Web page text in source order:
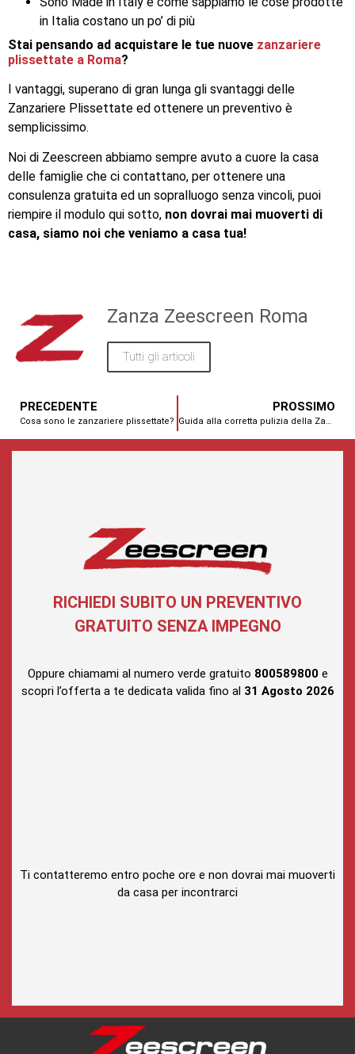
in Italia costano un po’ di più
Stai pensando ad acquistare le tue nuove zanzariere
plissettate a Roma?
I vantaggi, superano di gran lunga gli svantaggi delle
Zanzariere Plissettate ed ottenere un preventivo è
semplicissimo.
Noi di Zeescreen abbiamo sempre avuto a cuore la casa
delle famiglie che ci contattano, per ottenere una
consulenza gratuita ed un sopralluogo senza vincoli, puoi
riempire il modulo qui sotto, non dovrai mai muoverti di
casa, siamo noi che veniamo a casa tua!
Zanza Zeescreen Roma
Tutti gli articoli
PRECEDENTE
Cosa sono le zanzariere plissettate?
PROSSIMO
Guida alla corretta pulizia della Zanzariera
RICHIEDI SUBITO UN PREVENTIVO
GRATUITO SENZA IMPEGNO
Oppure chiamami al numero verde gratuito 800589800 e
scopri l’offerta a te dedicata valida fino al 31 Agosto 2026
Ti contatteremo entro poche ore e non dovrai mai muoverti
da casa per incontrarci